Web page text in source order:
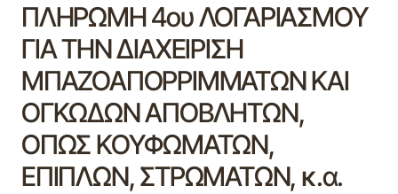
ΠΛΗΡΩΜΗ 4ου ΛΟΓΑΡΙΑΣΜΟΥ
ΓΙΑ ΤΗΝ ΔΙΑΧΕΙΡΙΣΗ
ΜΠΑΖΟΑΠΟΡΡΙΜΜΑΤΩΝ ΚΑΙ
ΟΓΚΩΔΩΝ ΑΠΟΒΛΗΤΩΝ,
ΟΠΩΣ ΚΟΥΦΩΜΑΤΩΝ,
ΕΠΙΠΛΩΝ, ΣΤΡΩΜΑΤΩΝ, κ.α.